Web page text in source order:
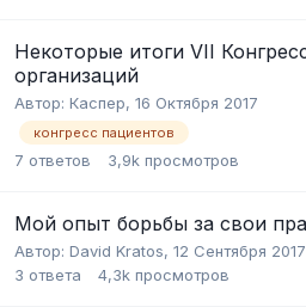
Некоторые итоги VII
организаций
Автор: Каспер, 16 Октября 2017
конгресс пациентов
7 ответов 3,9k просмотров
Мой опыт борьбы за свои
Автор: David Kratos, 12 Сентября 2017
3 ответа 4,3k просмотров